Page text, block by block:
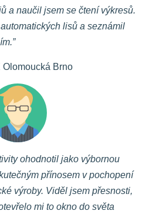
a naučil jsem se čtení výkresů.
lisů a seznámil
Olomoucká Brno
ohodnotil jako výbornou
přínosem v pochopení
výroby. Viděl jsem přesnosti,
mi to okno do světa